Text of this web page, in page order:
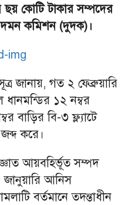
ছয় কোটি টাকার সম্পদের
দমন কমিশন (দুদক)।
জানায়, গত ২ ফেব্রুয়ারি
১২ নম্বর
বাড়ির বি-৩ ফ্ল্যাটে
করে।
আয়বহির্ভূত সম্পদ
আনিস
বর্তমানে তদন্তাধীন